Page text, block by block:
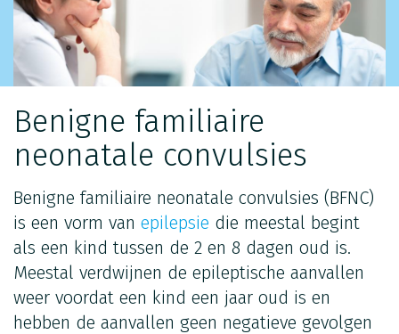
Benigne familiaire
neonatale convulsies
Benigne familiaire neonatale convulsies (BFNC)
is een vorm van epilepsie die meestal begint
als een kind tussen de 2 en 8 dagen oud is.
Meestal verdwijnen de epileptische aanvallen
weer voordat een kind een jaar oud is en
hebben de aanvallen geen negatieve gevolgen